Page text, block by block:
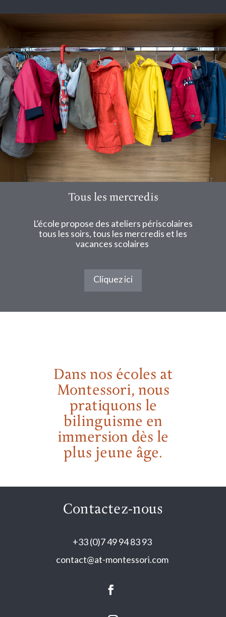
Tous les mercredis
L’école propose des ateliers périscolaires
tous les soirs, tous les mercredis et les
vacances scolaires
Cliquez ici
Dans nos écoles at
Montessori, nous
pratiquons le
bilinguisme en
immersion dès le
plus jeune âge.
Contactez-nous
+33 (0)7 49 94 83 93
contact@at-montessori.com